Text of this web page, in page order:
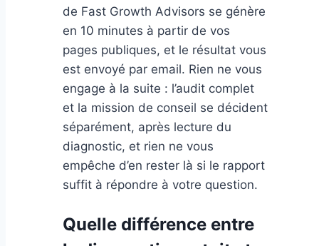
de Fast Growth Advisors se génère
en 10 minutes à partir de vos
pages publiques, et le résultat vous
est envoyé par email. Rien ne vous
engage à la suite : l’audit complet
et la mission de conseil se décident
séparément, après lecture du
diagnostic, et rien ne vous
empêche d’en rester là si le rapport
suffit à répondre à votre question.
Quelle différence entre